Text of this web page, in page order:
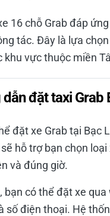
16 chỗ Grab đáp
tác. Đây là lựa
khu vực thuộc miền
đặt taxi
đặt xe Grab tại Bạc
hỗ trợ bạn chọn
và đúng giờ.
bạn có thể đặt xe
số điện thoại. Hệ